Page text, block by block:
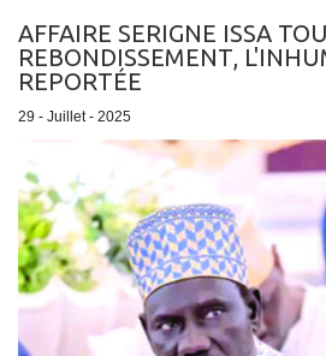
AFFAIRE SERIGNE ISSA
REBONDISSEMENT,
REPORTÉE
29 - Juillet - 2025